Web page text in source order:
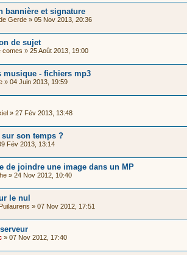
bannière et signature
Gerde » 05 Nov 2013, 20:36
de sujet
comes » 25 Août 2013, 19:00
musique - fichiers mp3
» 04 Juin 2013, 19:59
» 27 Fév 2013, 13:48
sur son temps ?
Fév 2013, 13:14
de joindre une image dans un MP
» 24 Nov 2012, 10:40
le nul
» 07 Nov 2012, 17:51
» 07 Nov 2012, 17:40